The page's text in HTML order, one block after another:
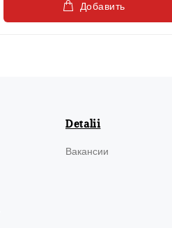
Добавить
Detalii
Вакансии